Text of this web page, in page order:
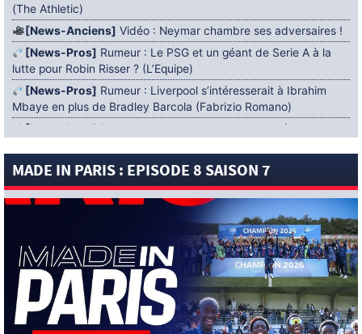
(The Athletic)
[News-Anciens] Vidéo : Neymar chambre ses adversaires !
[News-Pros] Rumeur : Le PSG et un géant de Serie A à la
lutte pour Robin Risser ? (L’Equipe)
[News-Pros] Rumeur : Liverpool s’intéresserait à Ibrahim
Mbaye en plus de Bradley Barcola (Fabrizio Romano)
[News-Pros]
Rumeur : Accord contractuel trouvé entre le
[News-Pros]Rumeur : Le PSG aurait lancé un ultimatum
4 AOÛT 2026
Mercato : Khalil Ayari prêté à Dunkerque
(Officiel)
[News-Anciens]Leverkusen : un retour de Diaby envisagé
(Foot Mercato)
[News-Formation]Nsoki va filer au Dinamo Zagreb
(L’Equipe)
MADE IN PARIS : EPISODE 8 SAISON 7